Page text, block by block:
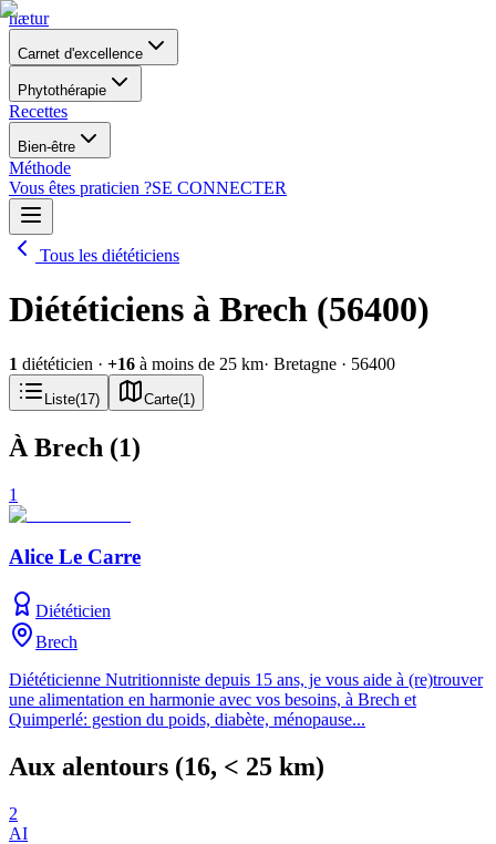
nætur
Carnet d'excellence
Phytothérapie
Recettes
Bien-être
Méthode
Vous êtes praticien ?SE CONNECTER
Tous les diététiciens
Diététiciens à Brech (56400)
1 diététicien · +16 à moins de 25 km· Bretagne · 56400
Liste(17) Carte(1 )
À Brech (1)
1
Alice Le Carre
Diététicien
Brech
Diététicienne Nutritionniste depuis 15 ans, je vous aide à (re)trouver
une alimentation en harmonie avec vos besoins, à Brech et
Quimperlé: gestion du poids, diabète, ménopause...
Aux alentours (16, < 25 km)
2
AI